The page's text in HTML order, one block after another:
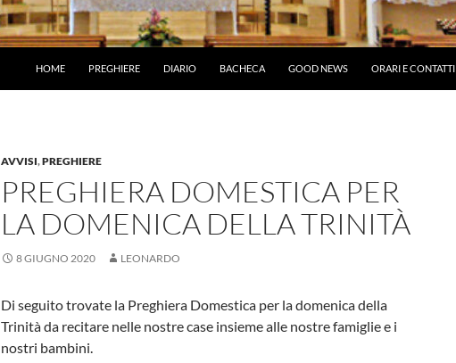
HOME PREGHIERE DIARIO BACHECA GOOD NEWS ORARI E CONTATTI
AVVISI,PREGHIERE
PREGHIERA DOMESTICA PER
LA DOMENICA DELLA TRINITÀ
8 GIUGNO 2020 LEONARDO
Di seguito trovate la Preghiera Domestica per la domenica della
Trinità da recitare nelle nostre case insieme alle nostre famiglie e i
nostri bambini.